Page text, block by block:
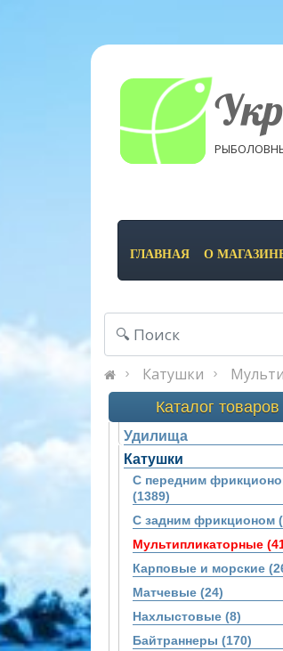
Укр
ГЛАВНАЯ О
Катушки
Каталог товаров
Удилища
Катушки
С передним
(1389)
С задним фрикционом
Мультипликаторные
Карповые и морские
Матчевые (24)
Нахлыстовые (8)
Байтраннеры (170)